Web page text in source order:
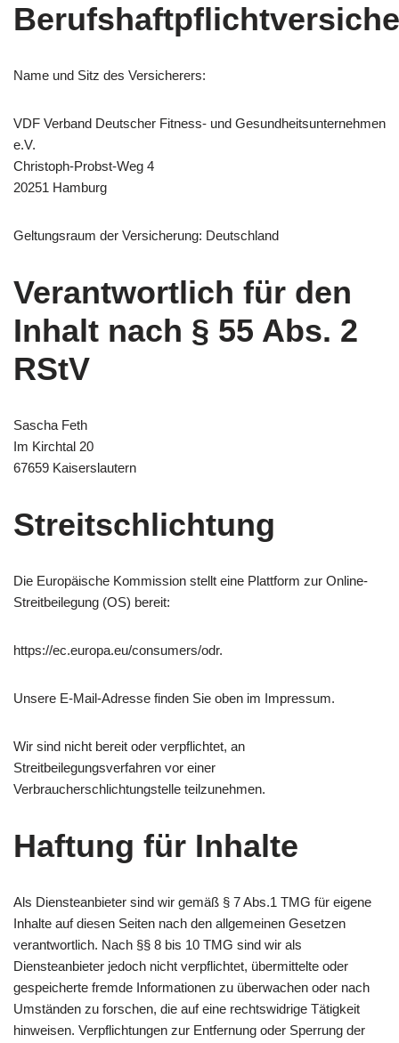
Name und Sitz des Versicherers:
VDF Verband Deutscher Fitness- und Gesundheitsunternehmen
e.V.
Christoph-Probst-Weg 4
20251 Hamburg
Geltungsraum der Versicherung: Deutschland
Verantwortlich für den
Inhalt nach § 55 Abs. 2
RStV
Sascha Feth
Im Kirchtal 20
67659 Kaiserslautern
Streitschlichtung
Die Europäische Kommission stellt eine Plattform zur Online-
Streitbeilegung (OS) bereit:
https://ec.europa.eu/consumers/odr.
Unsere E-Mail-Adresse finden Sie oben im Impressum.
Wir sind nicht bereit oder verpflichtet, an
Streitbeilegungsverfahren vor einer
Verbraucherschlichtungstelle teilzunehmen.
Haftung für Inhalte
Als Diensteanbieter sind wir gemäß § 7 Abs.1 TMG für eigene
Inhalte auf diesen Seiten nach den allgemeinen Gesetzen
verantwortlich. Nach §§ 8 bis 10 TMG sind wir als
Diensteanbieter jedoch nicht verpflichtet, übermittelte oder
gespeicherte fremde Informationen zu überwachen oder nach
Umständen zu forschen, die auf eine rechtswidrige Tätigkeit
hinweisen. Verpflichtungen zur Entfernung oder Sperrung der